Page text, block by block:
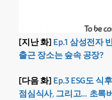
[지난 화] Ep.1 삼성전자
출근 장소는 숲속 공장?
[다음 화] Ep.3 ESG도 식
점심식사, 그리고… 초록